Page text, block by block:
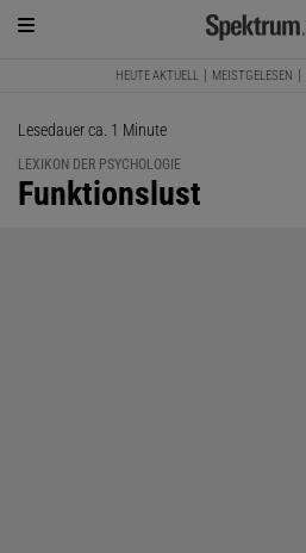
HEUTE AKTUELL MEISTGELESEN
Lesedauer ca. 1 Minute
LEXIKON DER PSYCHOLOGIE
:
Funktionslust